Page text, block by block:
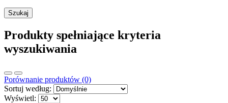
Produkty spełniające kryteria
wyszukiwania
Porównanie produktów (0)
Sortuj według:
Wyświetl: